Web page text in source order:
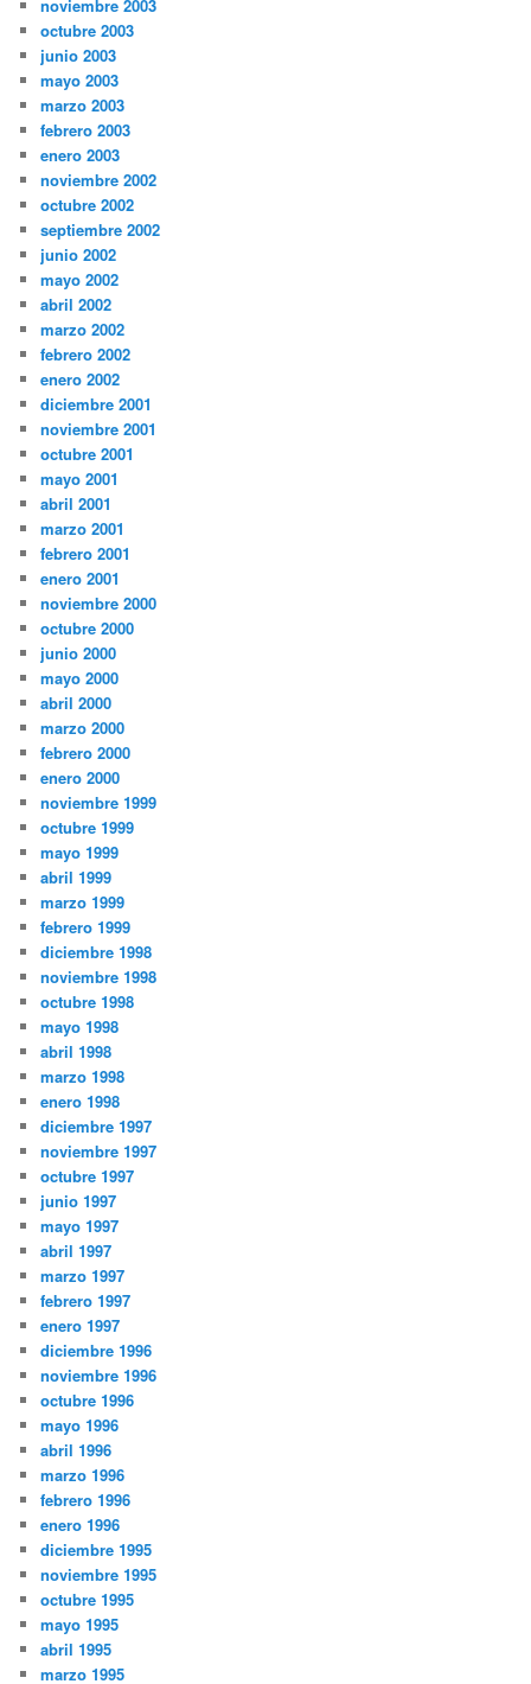
noviembre 2003
octubre 2003
junio 2003
mayo 2003
marzo 2003
febrero 2003
enero 2003
noviembre 2002
octubre 2002
septiembre 2002
junio 2002
mayo 2002
abril 2002
marzo 2002
febrero 2002
enero 2002
diciembre 2001
noviembre 2001
octubre 2001
mayo 2001
abril 2001
marzo 2001
febrero 2001
enero 2001
noviembre 2000
octubre 2000
junio 2000
mayo 2000
abril 2000
marzo 2000
febrero 2000
enero 2000
noviembre 1999
octubre 1999
mayo 1999
abril 1999
marzo 1999
febrero 1999
diciembre 1998
noviembre 1998
octubre 1998
mayo 1998
abril 1998
marzo 1998
enero 1998
diciembre 1997
noviembre 1997
octubre 1997
junio 1997
mayo 1997
abril 1997
marzo 1997
febrero 1997
enero 1997
diciembre 1996
noviembre 1996
octubre 1996
mayo 1996
abril 1996
marzo 1996
febrero 1996
enero 1996
diciembre 1995
noviembre 1995
octubre 1995
mayo 1995
abril 1995
marzo 1995